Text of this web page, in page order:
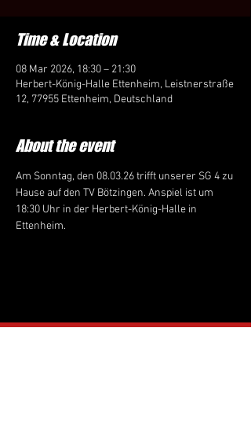
Time & Location
08 Mar 2026, 18:30 – 21:30
Herbert-König-Halle Ettenheim, Leistnerstraße
12, 77955 Ettenheim, Deutschland
About the event
Am Sonntag, den 08.03.26 trifft unserer SG 4 zu
Hause auf den TV Bötzingen. Anspiel ist um
18:30 Uhr in der Herbert-König-Halle in
Ettenheim.